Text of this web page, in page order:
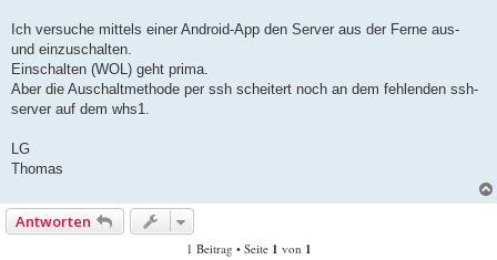
Ich versuche mittels einer Android-App den Server aus der Ferne aus-
und einzuschalten.
Einschalten (WOL) geht prima.
Aber die Auschaltmethode per ssh scheitert noch an dem fehlenden ssh-
server auf dem whs1.
LG
Thomas
Antworten
1 Beitrag • Seite 1 von 1